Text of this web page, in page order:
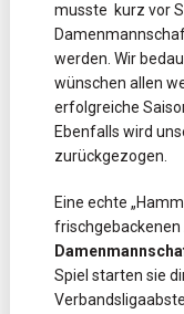
musste kurz vor
werden. Wir
wünschen allen
erfolgreiche
Ebenfalls wird
zurückgezogen.
Eine echte
Spiel starten sie